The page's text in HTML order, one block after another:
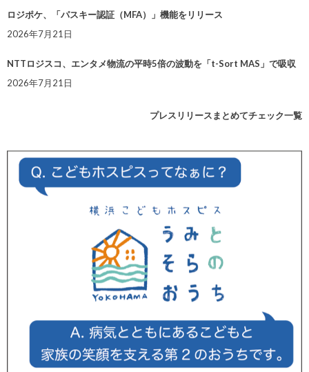
ロジポケ、「パスキー認証（MFA）」機能をリリース
2026年7月21日
NTTロジスコ、エンタメ物流の平時5倍の波動を「t-Sort MAS」で吸収
2026年7月21日
プレスリリースまとめてチェック一覧